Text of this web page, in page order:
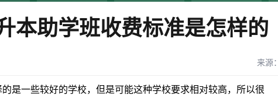
本助学班收费标准是怎样的
来源：
是一些较好的学校，但是可能这种学校要求相对较高，所以很